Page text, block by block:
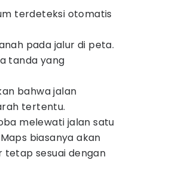
terdeteksi otomatis
pada jalur di peta.
tanda yang
bahwa jalan
tertentu.
melewati jalan satu
biasanya akan
tetap sesuai dengan